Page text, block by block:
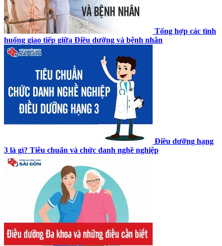
Tổng hợp các tình
huống giao tiếp giữa Điều dưỡng và bệnh nhân
Điều dưỡng hạng
3 là gì? Tiêu chuẩn và chức danh nghề nghiệp